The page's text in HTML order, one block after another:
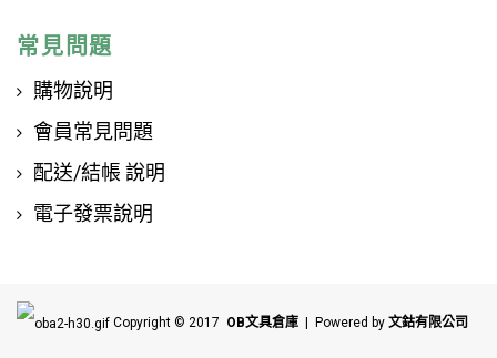
常見問題
購物說明
會員常見問題
配送/結帳 說明
電子發票說明
Copyright © 2017 OB文具倉庫 | Powered by 文鈷有限公司